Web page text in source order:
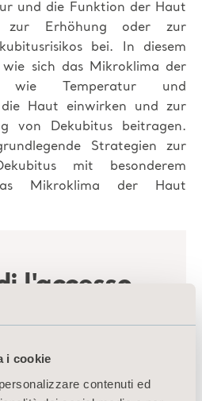
i cookie
contenuti ed
und die Funktion der Haut
Erhöhung oder zur
bei. In diesem
sich das Mikroklima der
wie Temperatur und
Haut einwirken und zur
von Dekubitus beitragen.
Strategien zur
mit besonderem
Mikroklima der Haut